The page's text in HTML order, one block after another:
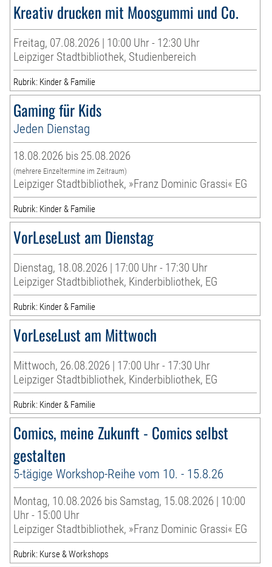
Kreativ drucken mit Moosgummi und Co.
Freitag, 07.08.2026 | 10:00 Uhr - 12:30 Uhr
Leipziger Stadtbibliothek, Studienbereich
Rubrik: Kinder & Familie
Gaming für Kids
Jeden Dienstag
18.08.2026 bis 25.08.2026
(mehrere Einzeltermine im Zeitraum)
Leipziger Stadtbibliothek, »Franz Dominic Grassi« EG
Rubrik: Kinder & Familie
VorLeseLust am Dienstag
Dienstag, 18.08.2026 | 17:00 Uhr - 17:30 Uhr
Leipziger Stadtbibliothek, Kinderbibliothek, EG
Rubrik: Kinder & Familie
VorLeseLust am Mittwoch
Mittwoch, 26.08.2026 | 17:00 Uhr - 17:30 Uhr
Leipziger Stadtbibliothek, Kinderbibliothek, EG
Rubrik: Kinder & Familie
Comics, meine Zukunft - Comics selbst
gestalten
5-tägige Workshop-Reihe vom 10. - 15.8.26
Montag, 10.08.2026 bis Samstag, 15.08.2026 | 10:00
Uhr - 15:00 Uhr
Leipziger Stadtbibliothek, »Franz Dominic Grassi« EG
Rubrik: Kurse & Workshops